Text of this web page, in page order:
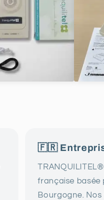
🇫🇷
française basée
Bourgogne.